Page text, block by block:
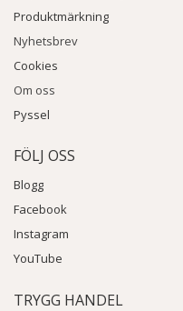
Produktmärkning
Nyhetsbrev
Cookies
Om oss
Pyssel
FÖLJ OSS
Blogg
Facebook
Instagram
YouTube
TRYGG HANDEL